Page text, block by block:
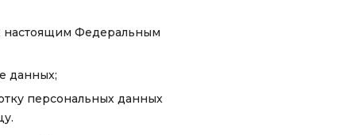
настоящим Федеральным
данных;
персональных данных